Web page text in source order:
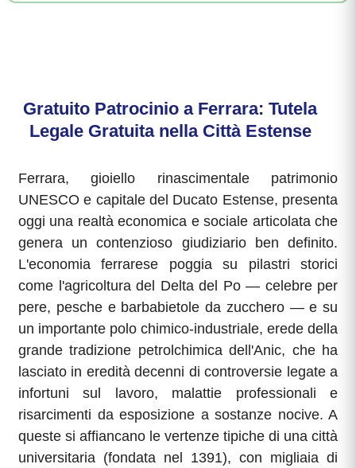
Gratuito Patrocinio a Ferrara: Tutela
Legale Gratuita nella Città Estense
Ferrara, gioiello rinascimentale patrimonio
UNESCO e capitale del Ducato Estense, presenta
oggi una realtà economica e sociale articolata che
genera un contenzioso giudiziario ben definito.
L'economia ferrarese poggia su pilastri storici
come l'agricoltura del Delta del Po — celebre per
pere, pesche e barbabietole da zucchero — e su
un importante polo chimico-industriale, erede della
grande tradizione petrolchimica dell'Anic, che ha
lasciato in eredità decenni di controversie legate a
infortuni sul lavoro, malattie professionali e
risarcimenti da esposizione a sostanze nocive. A
queste si affiancano le vertenze tipiche di una città
universitaria (fondata nel 1391), con migliaia di